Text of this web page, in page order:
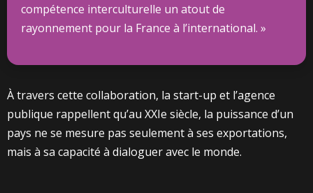
compétence interculturelle un atout de
rayonnement pour la France à l’international. »
À travers cette collaboration, la start-up et l’agence
publique rappellent qu’au XXIe siècle, la puissance d’un
pays ne se mesure pas seulement à ses exportations,
mais à sa capacité à dialoguer avec le monde.